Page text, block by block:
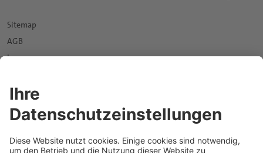
Sitemap
AGB
Impressum
Login D|PORTAL
Datenschutzeinstellungen
News